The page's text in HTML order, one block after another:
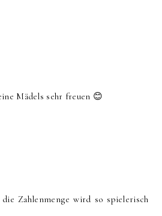
Mädels sehr freuen 😊
Zahlenmenge wird so spielerisch